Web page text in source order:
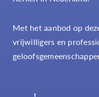
Met het aanbod op
vrijwilligers en